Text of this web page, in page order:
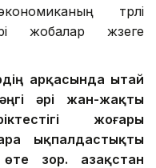
түрлі
жобалар жүзеге
арқасында Қытай
әрі жан-жақты
жоғары
ықпалдастықты
зор. Қазақстан